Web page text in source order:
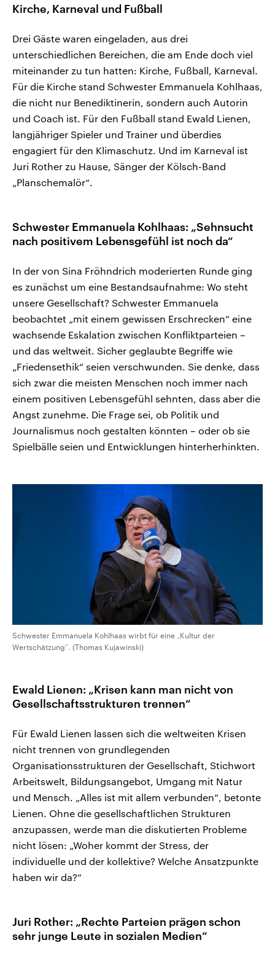
Kirche, Karneval und Fußball
Drei Gäste waren eingeladen, aus drei
unterschiedlichen Bereichen, die am Ende doch viel
miteinander zu tun hatten: Kirche, Fußball, Karneval.
Für die Kirche stand Schwester Emmanuela Kohlhaas,
die nicht nur Benediktinerin, sondern auch Autorin
und Coach ist. Für den Fußball stand Ewald Lienen,
langjähriger Spieler und Trainer und überdies
engagiert für den Klimaschutz. Und im Karneval ist
Juri Rother zu Hause, Sänger der Kölsch-Band
„Planschemalör“.
Schwester Emmanuela Kohlhaas: „Sehnsucht
nach positivem Lebensgefühl ist noch da“
In der von Sina Fröhndrich moderierten Runde ging
es zunächst um eine Bestandsaufnahme: Wo steht
unsere Gesellschaft? Schwester Emmanuela
beobachtet „mit einem gewissen Erschrecken“ eine
wachsende Eskalation zwischen Konfliktparteien –
und das weltweit. Sicher geglaubte Begriffe wie
„Friedensethik“ seien verschwunden. Sie denke, dass
sich zwar die meisten Menschen noch immer nach
einem positiven Lebensgefühl sehnten, dass aber die
Angst zunehme. Die Frage sei, ob Politik und
Journalismus noch gestalten könnten – oder ob sie
Spielbälle seien und Entwicklungen hinterherhinkten.
Schwester Emmanuela Kohlhaas wirbt für eine „Kultur der
Wertschätzung“. (Thomas Kujawinski)
Ewald Lienen: „Krisen kann man nicht von
Gesellschaftsstrukturen trennen“
Für Ewald Lienen lassen sich die weltweiten Krisen
nicht trennen von grundlegenden
Organisationsstrukturen der Gesellschaft, Stichwort
Arbeitswelt, Bildungsangebot, Umgang mit Natur
und Mensch. „Alles ist mit allem verbunden“, betonte
Lienen. Ohne die gesellschaftlichen Strukturen
anzupassen, werde man die diskutierten Probleme
nicht lösen: „Woher kommt der Stress, der
individuelle und der kollektive? Welche Ansatzpunkte
haben wir da?“
Juri Rother: „Rechte Parteien prägen schon
sehr junge Leute in sozialen Medien“